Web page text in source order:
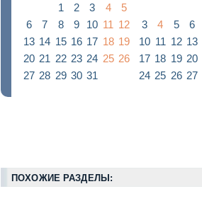
1 2 3 4
5
6
7 8 9 10 11 12
13 14 15 16 17 18 19
20 21 22 23 24 25 26
27 28 29 30 31
3
4 5 6
10 11 12 13
17 18 19 20
24 25 26 27
ПОХОЖИЕ РАЗДЕЛЫ: